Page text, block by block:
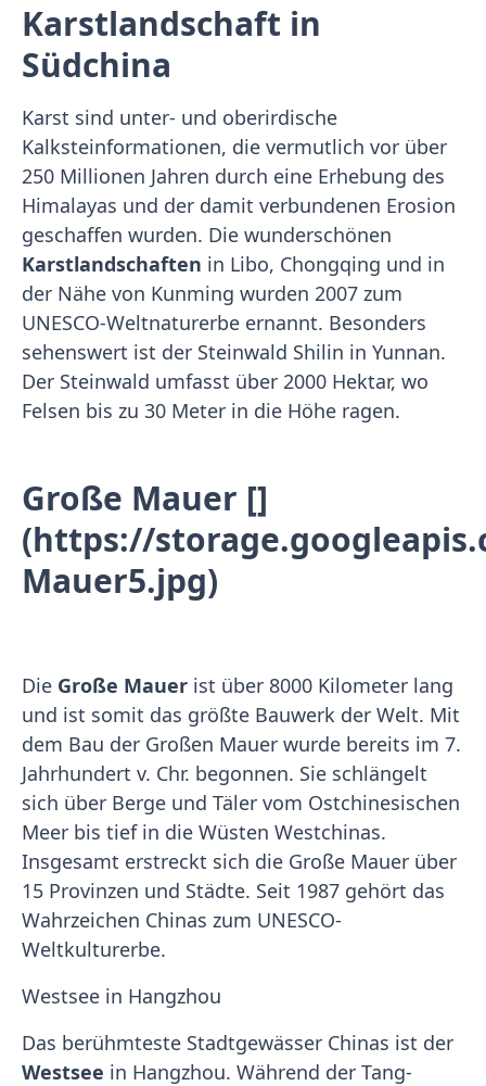
Karstlandschaft in
Südchina
Karst sind unter- und oberirdische
Kalksteinformationen, die vermutlich vor über
250 Millionen Jahren durch eine Erhebung des
Himalayas und der damit verbundenen Erosion
geschaffen wurden. Die wunderschönen
Karstlandschaften in Libo, Chongqing und in
der Nähe von Kunming wurden 2007 zum
UNESCO-Weltnaturerbe ernannt. Besonders
sehenswert ist der Steinwald Shilin in Yunnan.
Der Steinwald umfasst über 2000 Hektar, wo
Felsen bis zu 30 Meter in die Höhe ragen.
Große Mauer []
(https://
Mauer5.jpg)
Die Große Mauer ist über 8000 Kilometer lang
und ist somit das größte Bauwerk der Welt. Mit
dem Bau der Großen Mauer wurde bereits im 7.
Jahrhundert v. Chr. begonnen. Sie schlängelt
sich über Berge und Täler vom Ostchinesischen
Meer bis tief in die Wüsten Westchinas.
Insgesamt erstreckt sich die Große Mauer über
15 Provinzen und Städte. Seit 1987 gehört das
Wahrzeichen Chinas zum UNESCO-
Weltkulturerbe.
Westsee in Hangzhou
Das berühmteste Stadtgewässer Chinas ist der
Westsee in Hangzhou. Während der Tang-